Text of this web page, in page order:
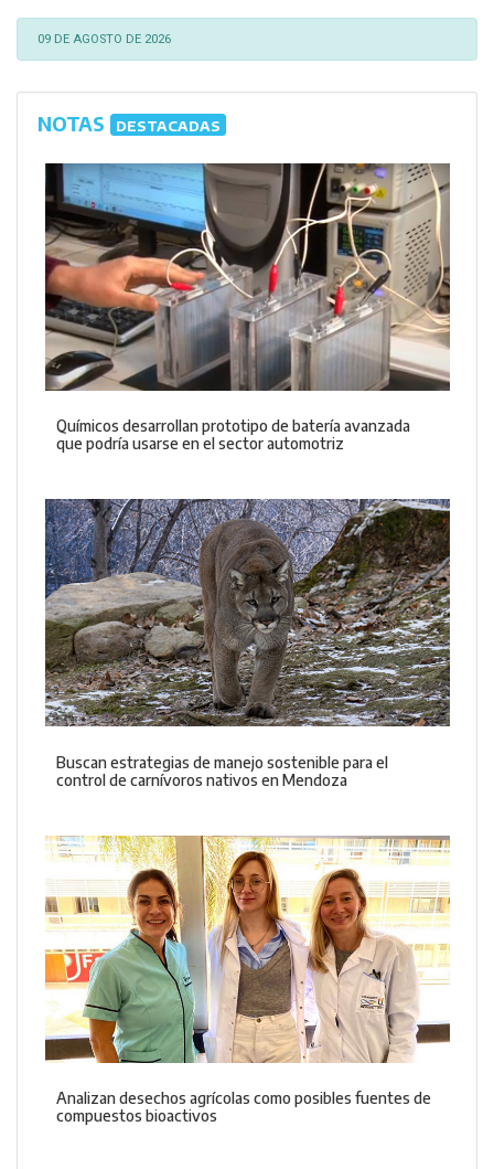
09 DE AGOSTO DE 2026
NOTAS DESTACADAS
Químicos desarrollan prototipo de batería avanzada
que podría usarse en el sector automotriz
Buscan estrategias de manejo sostenible para el
control de carnívoros nativos en Mendoza
Analizan desechos agrícolas como posibles fuentes de
compuestos bioactivos